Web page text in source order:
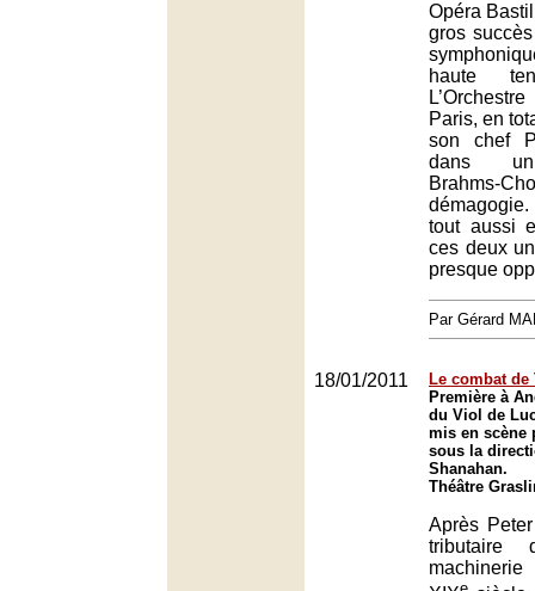
Opéra
gros
haute
Paris, en
son chef
dans un
Brahms-
tout aussi
ces deux
presque
Par Gérard
18/01/2011
Le combat
Première à
du Viol de
mis en scène
sous la
Shanahan.
Théâtre
Après
tributaire